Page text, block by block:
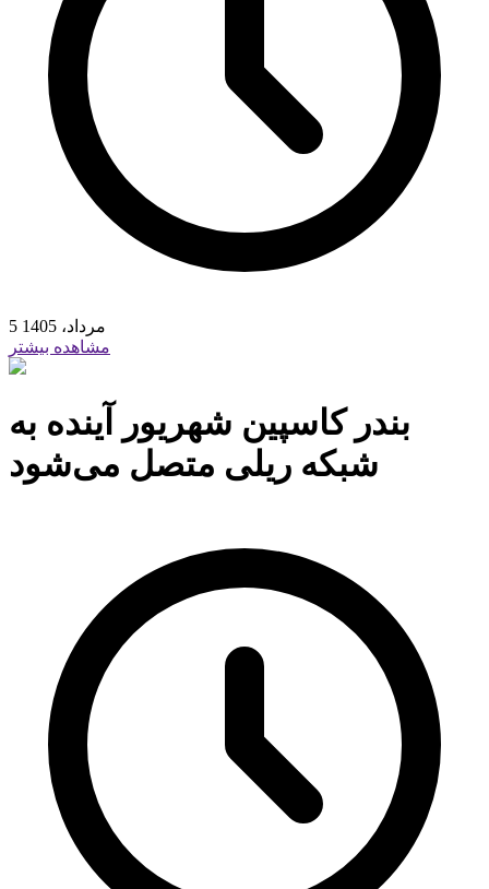
5 مرداد، 1405
مشاهده بیشتر
بندر کاسپین شهریور آینده به
شبکه ریلی متصل می‌شود